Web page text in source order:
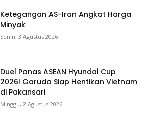
Ketegangan AS-Iran Angkat Harga
Minyak
Senin, 3 Agustus 2026
Duel Panas ASEAN Hyundai Cup
2026! Garuda Siap Hentikan Vietnam
di Pakansari
Minggu, 2 Agustus 2026